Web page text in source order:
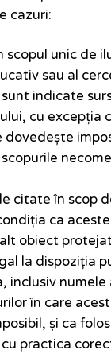
cazuri:
scopul unic de
sau al
indicate
cu excepția
dovedește
citate în scop
ca
obiect
la dispoziția
inclusiv
în care
și ca
practica